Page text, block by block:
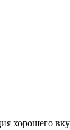
хорошего